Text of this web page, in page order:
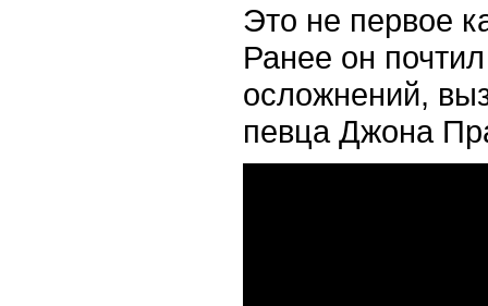
Это не первое
Ранее он
осложнений,
певца Джона